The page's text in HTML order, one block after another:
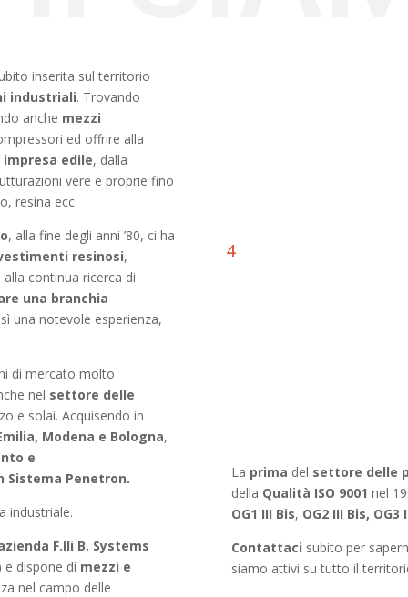
inserita sul territorio
industriali. Trovando
anche mezzi
ed offrire alla
edile, dalla
vere e proprie fino
resina ecc.
, alla fine degli anni ’80, ci ha
resinosi,
continua ricerca di
una branchia
una notevole esperienza,
di mercato molto
nel settore delle
e solai. Acquisendo in
Modena e Bologna,
e
Sistema Penetron.
industriale.
F.lli B. Systems
dispone di mezzi e
nel campo delle
La prima del settore delle
della Qualità ISO 9001 nel
OG1 III Bis, OG2 III Bis, OG3
Contattaci subito per
siamo attivi su tutto il